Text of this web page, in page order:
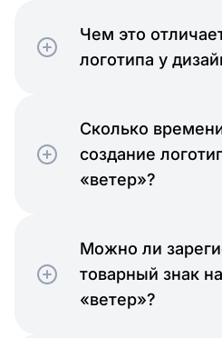
Чем это
логотипа у
Сколько
создание
«ветер»?
Можно ли
товарный знак
«ветер»?